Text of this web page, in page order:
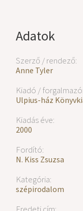
Adatok
Szerző / rendező:
Anne Tyler
Kiadó / forgalmazó:
Ulpius-ház
Kiadás éve:
2000
Fordító:
N. Kiss Zsuzsa
Kategória:
szépirodalom
Eredeti cím: